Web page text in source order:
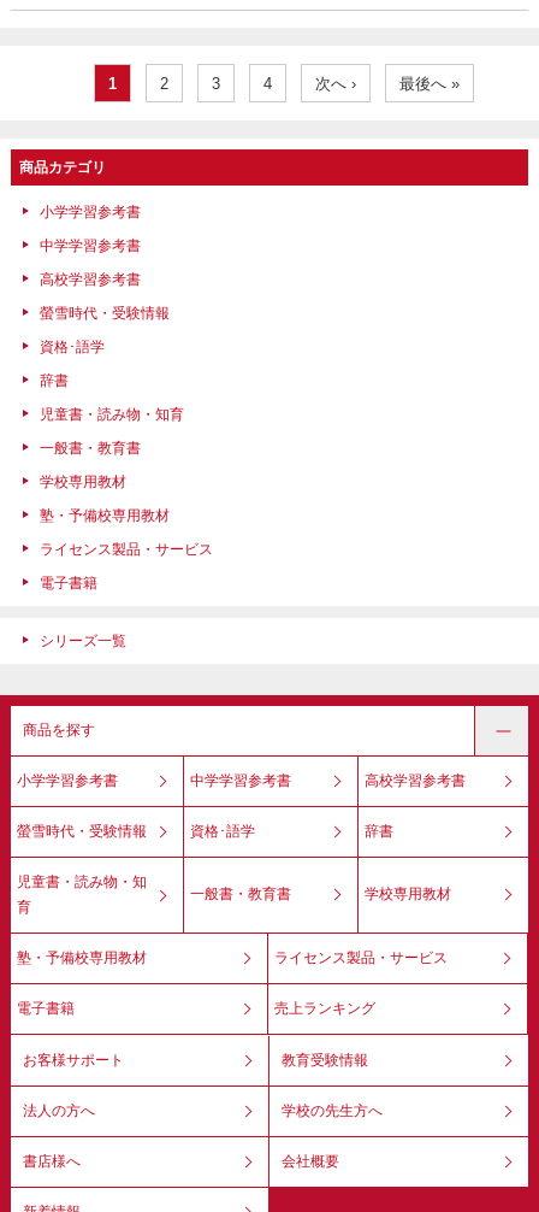
1 2 3 4 次へ › 最後へ »
商品カテゴリ
小学学習参考書
中学学習参考書
高校学習参考書
螢雪時代・受験情報
資格･語学
辞書
児童書・読み物・知育
一般書・教育書
学校専用教材
塾・予備校専用教材
ライセンス製品・サービス
電子書籍
シリーズ一覧
商品を探す
小学学習参考書 中学学習参考書 高校学習参考書
螢雪時代・受験情報 資格･語学 辞書
児童書・読み物・知
育
一般書・教育書 学校専用教材
塾・予備校専用教材 ライセンス製品・サービス
電子書籍 売上ランキング
お客様サポート 教育受験情報
法人の方へ 学校の先生方へ
書店様へ 会社概要